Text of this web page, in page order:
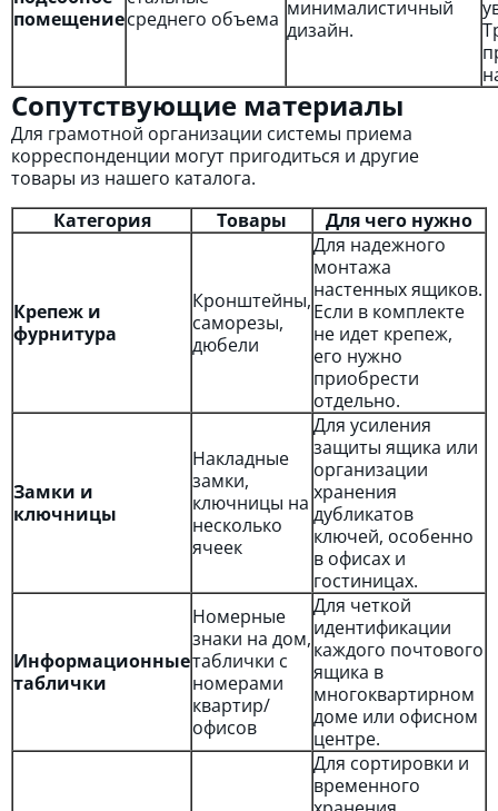
помещениесреднего объема минималистичный
дизайн.
Сопутствующие материалы
Для грамотной организации системы приема
корреспонденции могут пригодиться и другие
товары из нашего каталога.
Категория
Товары Для чего нужно
Крепеж и
фурнитура
Кронштейны,
саморезы,
дюбели
Для надежного
монтажа
настенных ящиков.
Если в комплекте
не идет крепеж,
его нужно
приобрести
отдельно.
Замки и
ключницы
Накладные
замки,
ключницы на
несколько
ячеек
Для усиления
защиты ящика или
организации
хранения
дубликатов
ключей, особенно
в офисах и
гостиницах.
Информационные
таблички
Номерные
знаки на дом,
таблички с
номерами
квартир/
офисов
Для четкой
идентификации
каждого почтового
ящика в
многоквартирном
доме или офисном
центре.
Для сортировки и
временного